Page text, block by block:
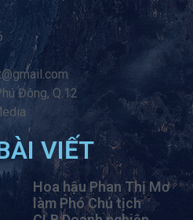
Đông, Q.12
VIẾT
Hoa hậu Phan Thị Mơ
làm Phó Chủ tịch